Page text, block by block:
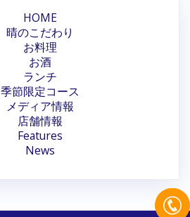
HOME
晴のこだわり
お料理
お酒
ランチ
季節限定コース
メディア情報
店舗情報
Features
News